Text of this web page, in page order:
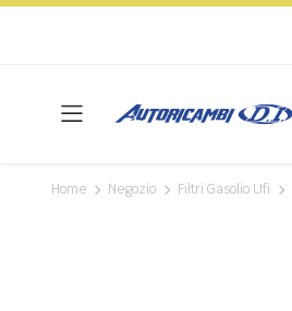
Home Negozio Filtri Gasolio Ufi